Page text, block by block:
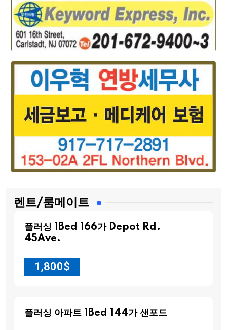
렌트/룸메이트
플러싱 1Bed 166가 Depot Rd.
45Ave.
1,800$
플러싱 아파트 1Bed 144가 샌포드